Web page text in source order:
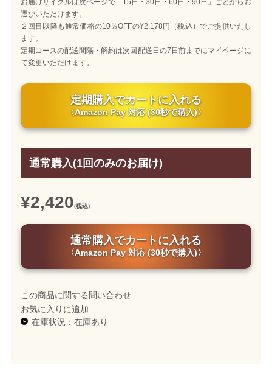
お届けサイクルは次ページで「15日・30日・60日・90日」ごとからお
選びいただけます。
２回目以降も通常価格の10％OFFの¥2,178円（税込）でご提供いたし
ます。
定期コースの配送間隔・解約は次回配送日の7日前までにマイページに
て変更いただけます。
定期購入でカートに入れる
〈Amazon Pay 対応 (30秒で購入)〉
通常購入(1回のみのお届け)
¥2,420(税込)
通常購入でカートに入れる
〈Amazon Pay 対応 (30秒で購入)〉
この商品に関する問い合わせ
お気に入りに追加
在庫状況：在庫あり